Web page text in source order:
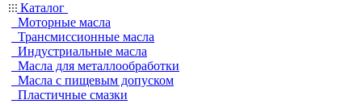
Каталог
Моторные масла
Трансмиссионные масла
Индустриальные масла
Масла для металлообработки
Масла с пищевым допуском
Пластичные смазки